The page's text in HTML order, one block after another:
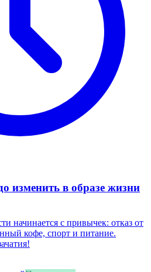
изменить в образе жизни
начинается с привычек: отказ от
кофе, спорт и питание.